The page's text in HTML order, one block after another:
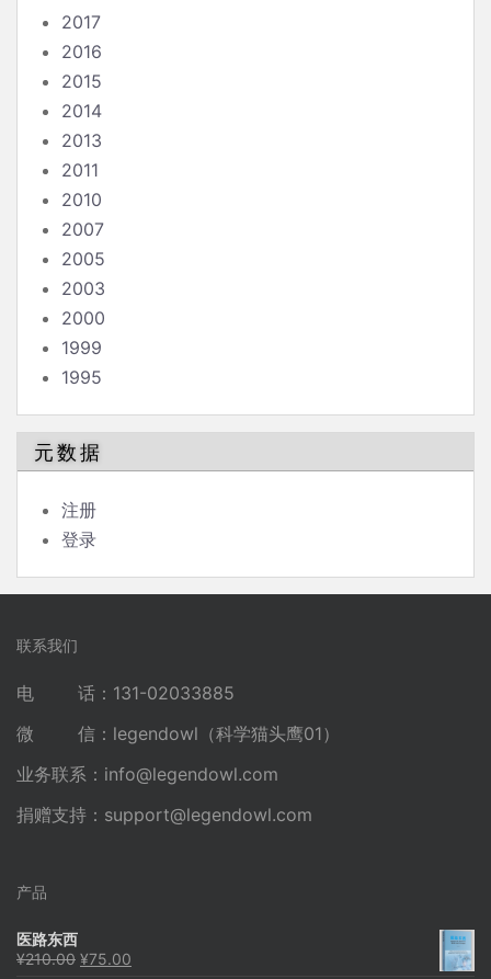
2017
2016
2015
2014
2013
2011
2010
2007
2005
2003
2000
1999
1995
元数据
注册
登录
联系我们
电 话：131-02033885
微 信：legendowl（科学猫头鹰01）
业务联系： info@legendowl.com
捐赠支持： support@legendowl.com
产品
医路东西
¥210.00 原
¥75.00